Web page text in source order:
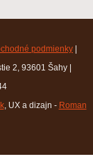
podmienky
2, 93601 Šahy |
, UX a dizajn - Roman